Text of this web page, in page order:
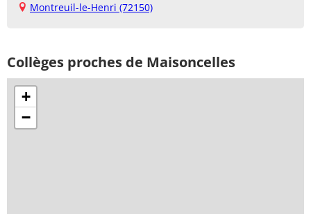
Montreuil-le-Henri (72150)
Collèges proches de Maisoncelles
+
−